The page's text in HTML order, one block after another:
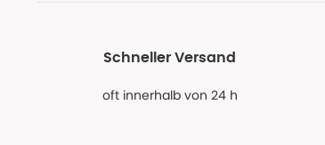
Schneller Versand
oft innerhalb von 24 h